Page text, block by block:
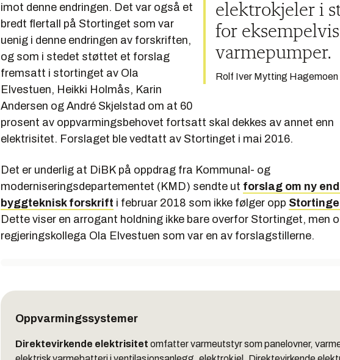
elektrokjeler i
for eksempelvis
varmepumper.
Rolf Iver Mytting Hagemoen
imot denne endringen. Det var også et
bredt flertall på Stortinget som var
uenig i denne endringen av forskriften,
og som i stedet støttet et forslag
fremsatt i stortinget av Ola
Elvestuen, Heikki Holmås, Karin
Andersen og André Skjelstad om at 60
prosent av oppvarmingsbehovet fortsatt skal dekkes av annet enn
elektrisitet. Forslaget ble vedtatt av Stortinget i mai 2016.
Det er underlig at DiBK på oppdrag fra Kommunal- og
moderniseringsdepartementet (KMD) sendte ut forslag om ny
byggteknisk forskrift i februar 2018 som ikke følger opp
Dette viser en arrogant holdning ikke bare overfor Stortinget, men
regjeringskollega Ola Elvestuen som var en av forslagstillerne.
Oppvarmingssystemer
Direktevirkende elektrisitet omfatter varmeutstyr som panelovner,